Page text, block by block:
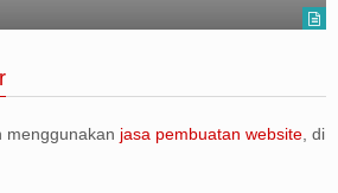
menggunakan jasa pembuatan website , di